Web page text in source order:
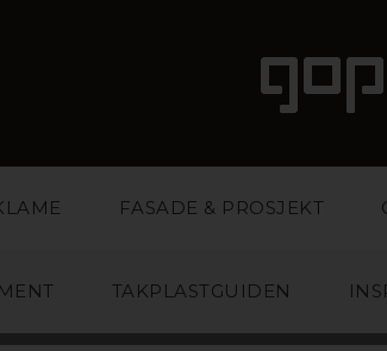
FASADE & PROSJEKT
TAKPLASTGUIDEN